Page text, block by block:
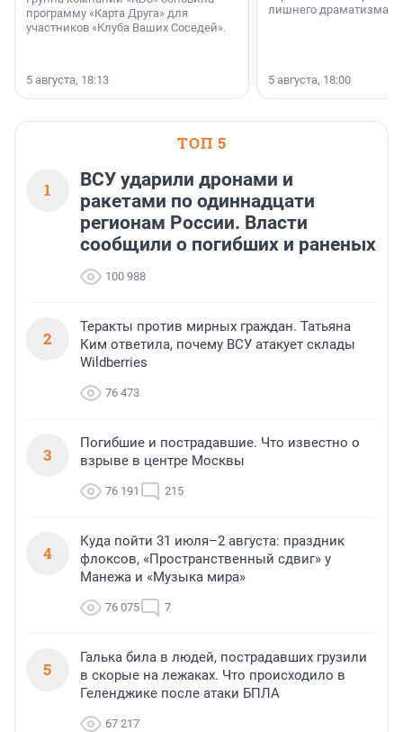
программу «Карта Друга» для
участников «Клуба Ваших Соседей».
5 августа, 18:13
лишнего драматизма.
5 августа, 18:00
ТОП 5
1
ВСУ ударили дронами и
ракетами по одиннадцати
регионам России. Власти
сообщили о погибших и раненых
100 988
2
Теракты против мирных граждан. Татьяна
Ким ответила, почему ВСУ атакует склады
Wildberries
76 473
3
Погибшие и пострадавшие. Что известно о
взрыве в центре Москвы
76 191 215
4
Куда пойти 31 июля–2 августа: праздник
флоксов, «Пространственный сдвиг» у
Манежа и «Музыка мира»
76 075 7
5
Галька била в людей, пострадавших грузили
в скорые на лежаках. Что происходило в
Геленджике после атаки БПЛА
67 217